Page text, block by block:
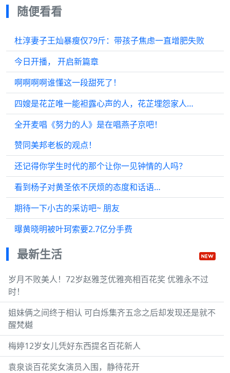
随便看看
杜淳妻子王灿暴瘦仅79斤：带孩子焦虑一直增肥失败
今日开播， 开启新篇章
啊啊啊啊谁懂这一段甜死了！
四嫂是花芷唯一能袒露心声的人，花芷埋怨家人…
全开麦唱《努力的人》是在唱燕子京吧！
赞同美邦老板的观点！
还记得你学生时代的那个让你一见钟情的人吗？
看到杨子对黄圣依不厌烦的态度和话语…
期待一下小古的采访吧~ 朋友
曝黄晓明被叶珂索要2.7亿分手费
最新生活
岁月不败美人！72岁赵雅芝优雅亮相百花奖 优雅永不过
时！
姐妹俩之间终于相认 可白烁集齐五念之后却发现还是就不
醒梵樾
梅婷12岁女儿凭好东西提名百花新人
袁泉谈百花奖女演员入围，静待花开